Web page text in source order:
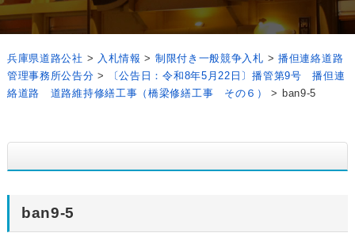
兵庫県道路公社 > 入札情報 > 制限付き一般競争入札 > 播但連絡道路
管理事務所公告分 >
〔公告日：令和8年5月22日〕播管第9号 播但連
絡道路 道路維持修繕工事（橋梁修繕工事 その６）
> ban9-5
ban9-5